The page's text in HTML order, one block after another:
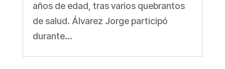
años de edad, tras varios quebrantos
de salud. Álvarez Jorge participó
durante...